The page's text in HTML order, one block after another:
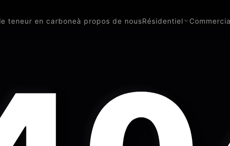
teneur en carboneà propos de nousRésidentiel